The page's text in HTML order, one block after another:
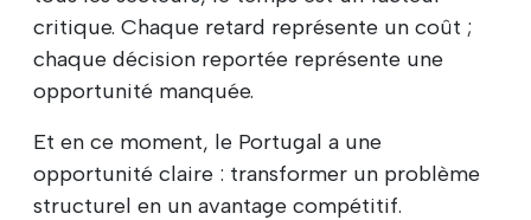
critique. Chaque retard représente un coût ;
chaque décision reportée représente une
opportunité manquée.
Et en ce moment, le Portugal a une
opportunité claire : transformer un problème
structurel en un avantage compétitif.